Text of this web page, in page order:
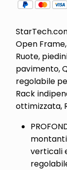
Open
Ruote,
pavimento,
regolabile
Rack
ottimizzata,
verticali